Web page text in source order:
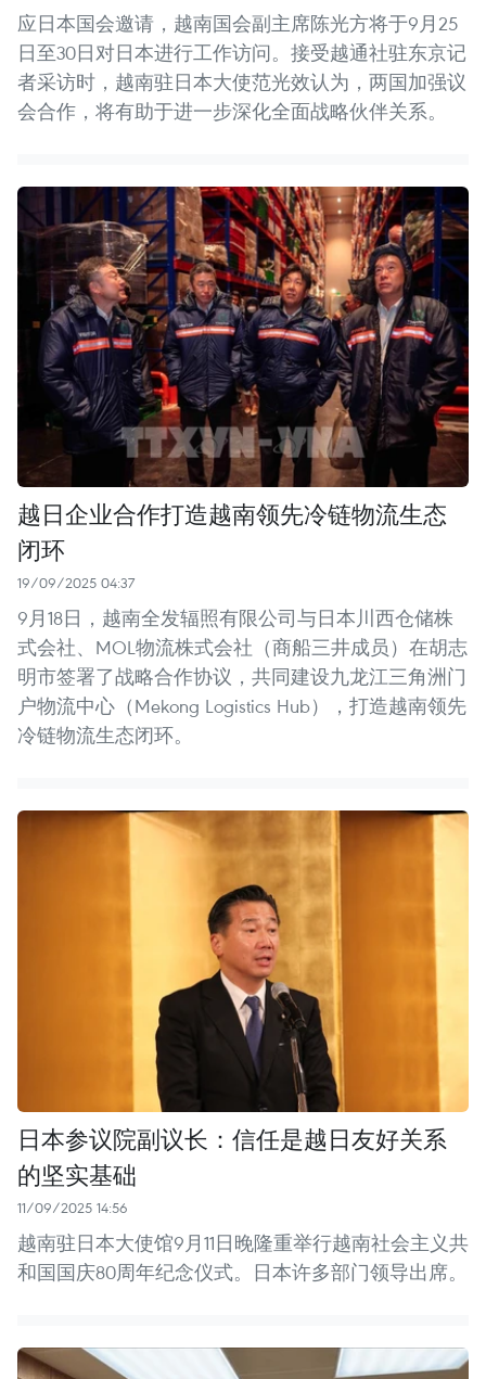
应日本国会邀请，越南国会副主席陈光方将于9月25
日至30日对日本进行工作访问。接受越通社驻东京记
者采访时，越南驻日本大使范光效认为，两国加强议
会合作，将有助于进一步深化全面战略伙伴关系。
越日企业合作打造越南领先冷链物流生态
闭环
19/09/2025 04:37
9月18日，越南全发辐照有限公司与日本川西仓储株
式会社、MOL物流株式会社（商船三井成员）在胡志
明市签署了战略合作协议，共同建设九龙江三角洲门
户物流中心（Mekong Logistics Hub），打造越南领先
冷链物流生态闭环。
日本参议院副议长：信任是越日友好关系
的坚实基础
11/09/2025 14:56
越南驻日本大使馆9月11日晚隆重举行越南社会主义共
和国国庆80周年纪念仪式。日本许多部门领导出席。